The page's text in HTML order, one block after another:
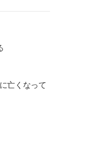
亡くなって